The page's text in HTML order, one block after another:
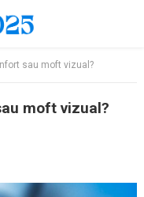
sau moft vizual?
moft vizual?